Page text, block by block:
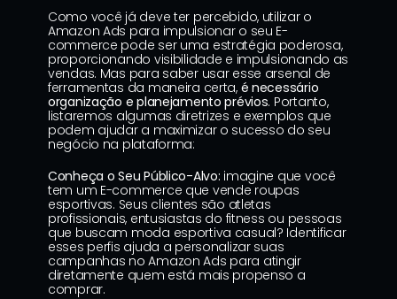
Como você já deve ter percebido, utilizar o
Amazon Ads para impulsionar o seu E-
commerce pode ser uma estratégia poderosa,
proporcionando visibilidade e impulsionando as
vendas. Mas para saber usar esse arsenal de
ferramentas da maneira certa, é necessário
organização e planejamento prévios. Portanto,
listaremos algumas diretrizes e exemplos que
podem ajudar a maximizar o sucesso do seu
negócio na plataforma:
Conheça o Seu Público-Alvo: imagine que você
tem um E-commerce que vende roupas
esportivas. Seus clientes são atletas
profissionais, entusiastas do fitness ou pessoas
que buscam moda esportiva casual? Identificar
esses perfis ajuda a personalizar suas
campanhas no Amazon Ads para atingir
diretamente quem está mais propenso a
comprar.